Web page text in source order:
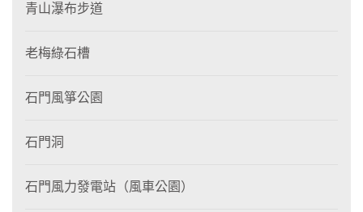
青山瀑布步道
老梅綠石槽
石門風箏公園
石門洞
石門風力發電站（風車公園）